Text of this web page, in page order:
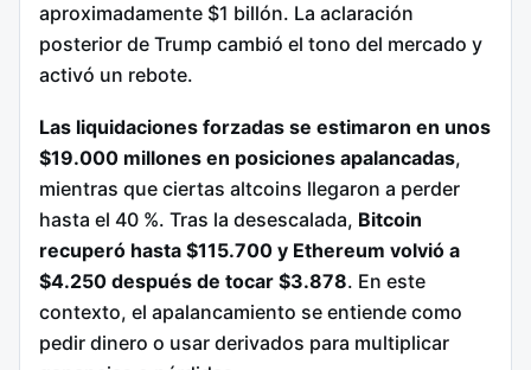
aproximadamente $1 billón. La aclaración
posterior de Trump cambió el tono del mercado y
activó un rebote.
Las liquidaciones forzadas se estimaron en unos
$19.000 millones en posiciones apalancadas,
mientras que ciertas altcoins llegaron a perder
hasta el 40 %. Tras la desescalada, Bitcoin
recuperó hasta $115.700 y Ethereum volvió a
$4.250 después de tocar $3.878. En este
contexto, el apalancamiento se entiende como
pedir dinero o usar derivados para multiplicar